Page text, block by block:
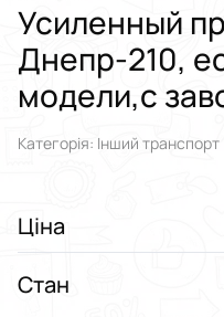
Усиленный
Днепр-210,
модели,с
Категорія: Інший транспорт
Ціна
Стан